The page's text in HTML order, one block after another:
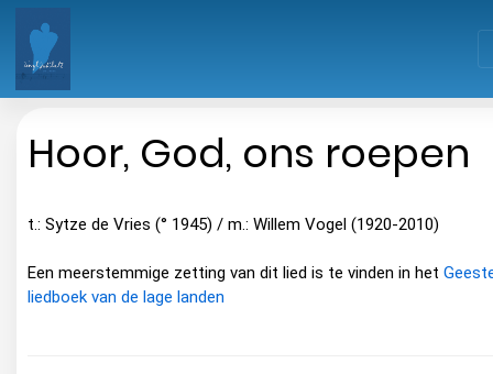
Hoor, God, ons roepen
t.: Sytze de Vries (° 1945) / m.: Willem Vogel (1920-2010)
Een meerstemmige zetting van dit lied is te vinden in het
liedboek van de lage landen